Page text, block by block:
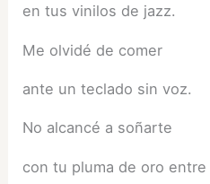
en tus vinilos de jazz.
Me olvidé de comer
ante un teclado sin voz.
No alcancé a soñarte
con tu pluma de oro entre